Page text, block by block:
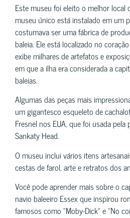
Este museu foi eleito o melhor local
museu único está instalado em um
costumava ser uma fábrica de
baleia. Ele está localizado no
exibe milhares de artefatos e
em que a ilha era considerada a
baleias.
Algumas das peças mais
um gigantesco esqueleto de
Fresnel nos EUA, que foi usada
Sankaty Head.
O museu inclui vários itens
cestas de farol, arte e retratos dos
Você pode aprender mais sobre o
navio baleeiro Essex que inspirou
famosos como “Moby-Dick” e “No